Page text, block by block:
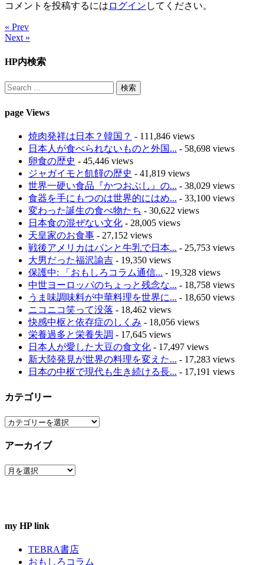
コメントを投稿するには ログイン してください。
« Prev
Next »
HP内検索
page Views
焼肉発祥は日本？韓国？ - 111,846 views
日本人が食べられないものと外国... - 58,698 views
卵食の歴史 - 45,446 views
ジャガイモと飢饉の歴史 - 41,819 views
世界一硬い食品『かつおぶし』の... - 38,029 views
食器を手にもつのは世界的にはめ... - 33,100 views
変わった誕生の食べ物たち - 30,622 views
日本食の混ぜない文化 - 28,005 views
天皇家のお食事 - 27,152 views
戦後アメリカはパンと牛乳で日本... - 25,753 views
大男だった福沢諭吉 - 19,350 views
保護中: 「おもしろコラム通信... - 19,328 views
中世ヨーロッパのちょっと残念な... - 18,758 views
うま味調味料が中華料理を世界に... - 18,650 views
ニコニコ笑って没落 - 18,462 views
快感中枢と依存症のしくみ - 18,056 views
栄養過多と栄養失調 - 17,645 views
日本人が愛した大豆の食文化 - 17,497 views
新大陸発見が世界の料理を変えた... - 17,283 views
日本の中枢で現代も生き続ける長... - 17,191 views
カテゴリー
カ
ゴ
ー
アーカイブ
ア
my HP link
TEBRA書店
おもしろコラム